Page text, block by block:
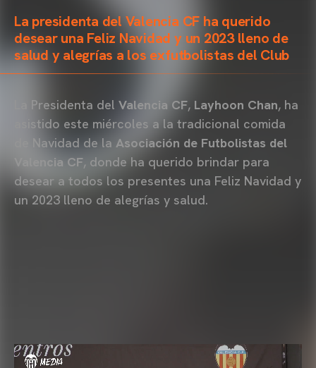
La presidenta del Valencia CF ha querido
desear una Feliz Navidad y un 2023 lleno de
salud y alegrías a los exfutbolistas del Club
La Presidenta del Valencia CF, Layhoon Chan, ha
asistido este miércoles a la tradicional comida
de Navidad de la Asociación de Futbolistas del
Valencia CF, donde ha querido brindar para
desear a todos los presentes una Feliz Navidad y
un 2023 lleno de alegrías y salud.